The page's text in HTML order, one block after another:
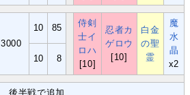
3000
10 85
侍剣
士イ
ロハ
[10]
忍者カ
ゲロウ
[10]
白金
の聖
霊
魔
水
晶
x2
10 8
後半戦で追加